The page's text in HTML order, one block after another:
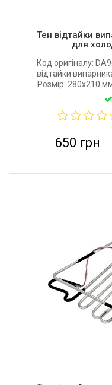
Тен відтайки
для
Код оригіналу:
відтайки
Розмір: 280x210
650 грн